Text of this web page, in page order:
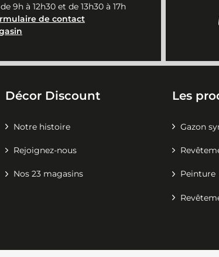
9h à 12h30 et de 13h30 à 17h
de contact
Décor Discount
Notre histoire
Rejoignez-nous
Nos 23 magasins
Les
Gazon
Peinture